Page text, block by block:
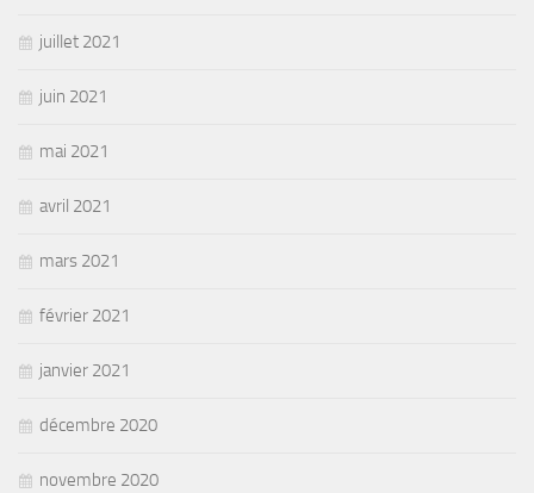
juillet 2021
juin 2021
mai 2021
avril 2021
mars 2021
février 2021
janvier 2021
décembre 2020
novembre 2020